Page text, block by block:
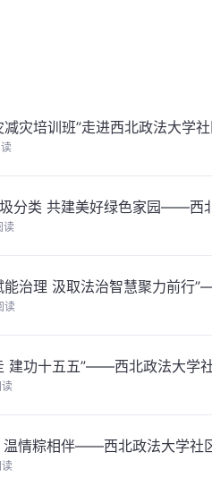
减灾培训班”走进西北政法大学
分类 共建美好绿色家园——西
读
能治理 汲取法治智慧聚力前行
读
建功十五五”——西北政法大学
温情粽相伴——西北政法大学社